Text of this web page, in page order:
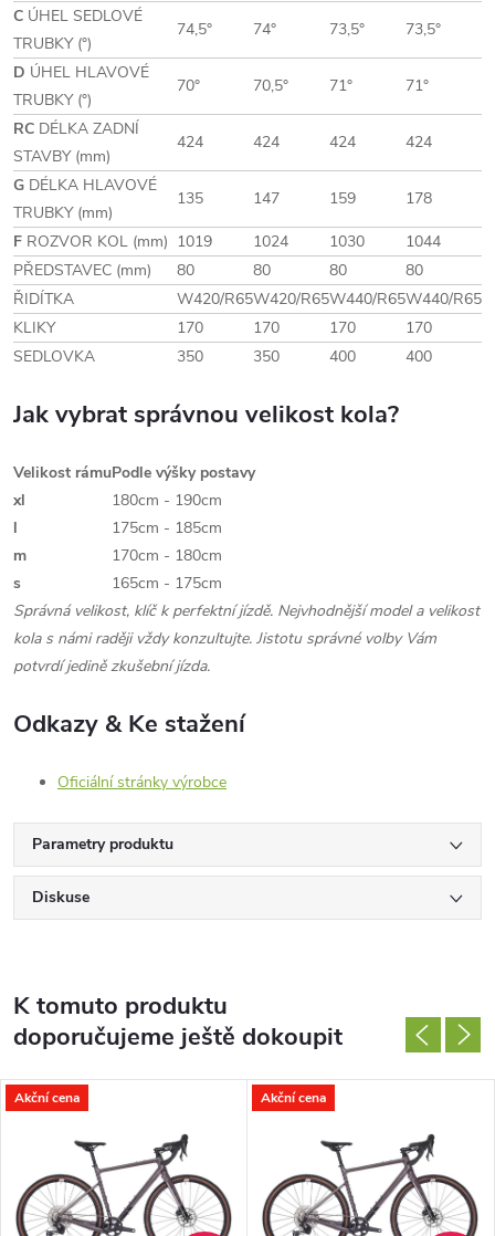
C ÚHEL SEDLOVÉ
TRUBKY (°)
74,5° 74° 73,5° 73,5°
D ÚHEL HLAVOVÉ
TRUBKY (°)
70° 70,5° 71° 71°
RC DÉLKA ZADNÍ
STAVBY (mm)
424 424 424 424
G DÉLKA HLAVOVÉ
TRUBKY (mm)
135 147 159 178
F ROZVOR KOL (mm) 1019 1024 1030
1044
PŘEDSTAVEC (mm)
80 80 80
80
ŘIDÍTKA
W420/R65W420/R65W440/R65W440/R65
KLIKY
170 170 170
170
SEDLOVKA
350 350 400 400
Jak vybrat správnou velikost kola?
Velikost rámuPodle výšky postavy
xl
180cm - 190cm
l
175cm - 185cm
m
170cm - 180cm
s
165cm - 175cm
Správná velikost, klíč k perfektní jízdě. Nejvhodnější model a velikost
kola s námi raději vždy konzultujte. Jistotu správné volby Vám
potvrdí jedině zkušební jízda.
Odkazy & Ke stažení
Oficiální stránky výrobce
Parametry produktu
Diskuse
K tomuto produktu
doporučujeme ještě dokoupit
Akční cena Akční cena